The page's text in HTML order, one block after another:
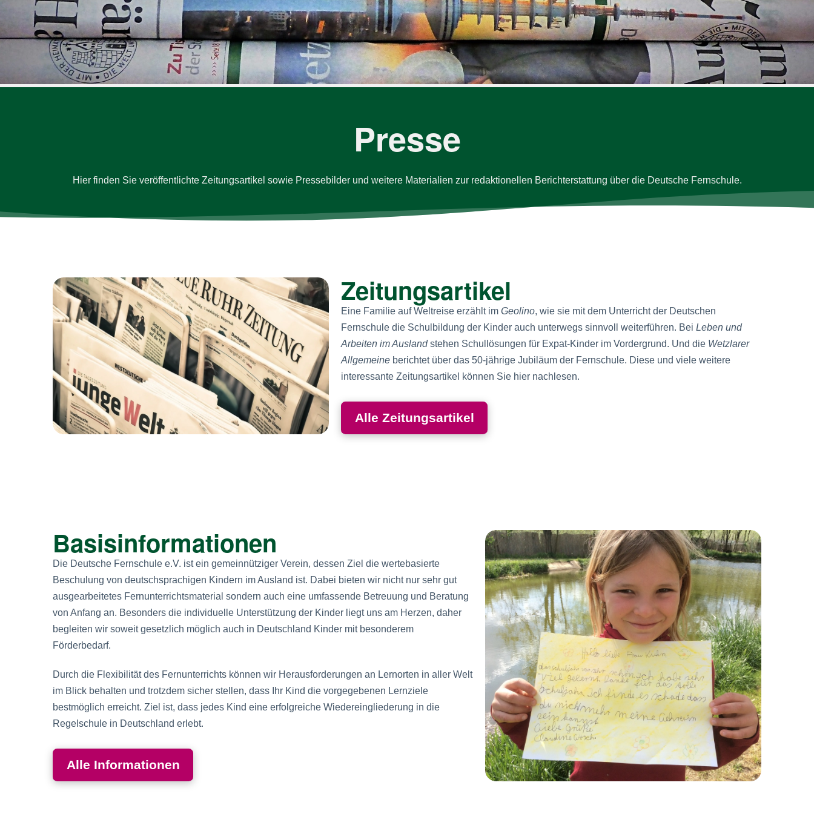
Presse
Hier finden Sie ver­öffent­lichte Zei­tungs­ar­tikel sowie Presse­bilder und weitere Ma­te­ria­lien zur re­dak­tio­nellen Bericht­er­stat­tung über die Deut­sche Fernschule.
Zeitungsartikel
Eine Familie auf Weltreise erzählt im Geolino, wie sie mit dem Unterricht der Deutschen
Fernschule die Schulbildung der Kinder auch unterwegs sinnvoll weiterführen. Bei Leben und
Arbeiten im Auslandstehen Schullösungen für Expat-Kinder im Vordergrund. Und die Wetzlarer
Allgemeine berichtet über das 50-jährige Jubiläum der Fernschule. Diese und viele weitere
interessante Zeitungsartikel können Sie hier nachlesen.
Alle Zeitungsartikel
Basisinformationen
Die Deutsche Fernschule e.V. ist ein gemeinnütziger Verein, dessen Ziel die wertebasierte
Beschulung von deutschsprachigen Kindern im Ausland ist. Dabei bieten wir nicht nur sehr gut
ausgearbeitetes Fernunterrichtsmaterial sondern auch eine umfassende Betreuung und Beratung
von Anfang an. Besonders die individuelle Unterstützung der Kinder liegt uns am Herzen, daher
begleiten wir soweit gesetzlich möglich auch in Deutschland Kinder mit besonderem
Förderbedarf.
Durch die Flexibilität des Fernunterrichts können wir Herausforderungen an Lernorten in aller Welt
im Blick behalten und trotzdem sicher stellen, dass Ihr Kind die vorgegebenen Lernziele
bestmöglich erreicht. Ziel ist, dass jedes Kind eine erfolgreiche Wiedereingliederung in die
Regelschule in Deutschland erlebt.
Alle Informationen
Bitte akzeptieren Sie unsere Datenschutzerklärung.
Bitte akzeptieren Sie unsereDatenschutzerklärung.
Bitte lasse dieses Feld leer.
Bitte akzeptieren Sie unsereDatenschutzerklärung .